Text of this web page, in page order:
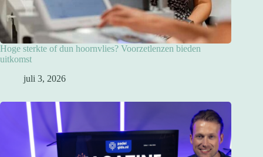
Hoge sterkte of dun hoornvlies? Voorzetlenzen bieden
uitkomst
juli 3, 2026